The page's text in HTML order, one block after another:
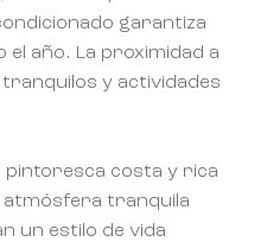
garantiza
año. La proximidad a
y actividades
pintoresca costa y rica
tranquila
un estilo de vida